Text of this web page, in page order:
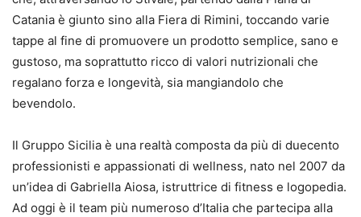
Catania è giunto sino alla Fiera di Rimini, toccando varie
tappe al fine di promuovere un prodotto semplice, sano e
gustoso, ma soprattutto ricco di valori nutrizionali che
regalano forza e longevità, sia mangiandolo che
bevendolo.
Il Gruppo Sicilia è una realtà composta da più di duecento
professionisti e appassionati di wellness, nato nel 2007 da
un’idea di Gabriella Aiosa, istruttrice di fitness e logopedia.
Ad oggi è il team più numeroso d’Italia che partecipa alla